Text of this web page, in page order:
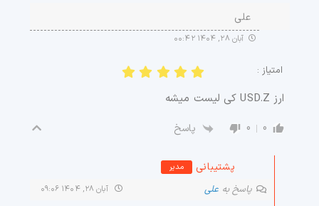
علی
آبان ۲۸, ۱۴۰۴ ۰۰:۴۲
امتیاز :
ارز USD.Z کی لیست میشه
0
0 پاسخ
پشتیبانی مدیر
پاسخ به علی آبان ۲۸, ۱۴۰۴ ۰۹:۰۶